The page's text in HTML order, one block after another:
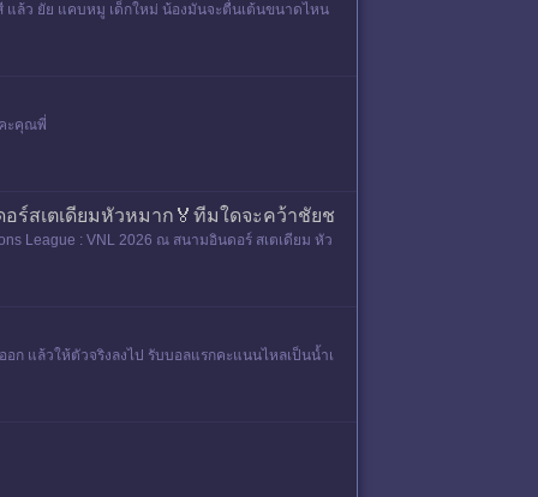
แล้ว ยัย แคบหมู เด็กใหม่ น้องมันจะตื่นเต้นขนาดไหน
คะคุณพี่
ร์สเตเดียมหัวหมาก🏅ทีมใดจะคว้าชัยช
League : VNL 2026 ณ สนามอินดอร์ สเตเดียม หัว
ก แล้วให้ตัวจริงลงไป รับบอลแรกคะแนนไหลเป็นน้ำเ